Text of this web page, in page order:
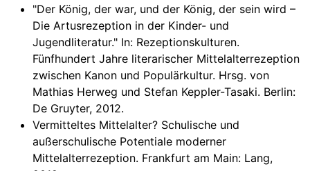
"Der König, der war, und der König, der sein wird –
Die Artusrezeption in der Kinder- und
Jugendliteratur." In: Rezeptionskulturen.
Fünfhundert Jahre literarischer Mittelalterrezeption
zwischen Kanon und Populärkultur. Hrsg. von
Mathias Herweg und Stefan Keppler-Tasaki. Berlin:
De Gruyter, 2012.
Vermitteltes Mittelalter? Schulische und
außerschulische Potentiale moderner
Mittelalterrezeption. Frankfurt am Main: Lang,